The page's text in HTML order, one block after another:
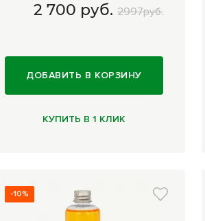
2 700 руб. 2997руб.
ДОБАВИТЬ В КОРЗИНУ
КУПИТЬ В 1 КЛИК
-10%